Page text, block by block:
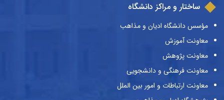
ساختار و مراکز دانشگاه
مؤسس دانشگاه ادیان و مذاهب
معاونت آموزش
معاونت پژوهش
معاونت فرهنگی و دانشجویی
معاونت ارتباطات و امور بین الملل